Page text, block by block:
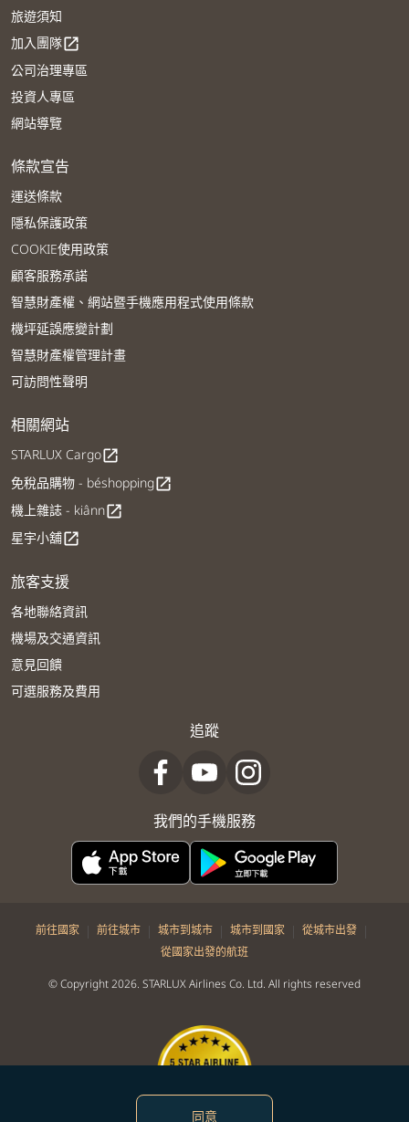
同意
旅遊須知
加入團隊open_in_new
公司治理專區
投資人專區
網站導覽
條款宣告
運送條款
隱私保護政策
COOKIE使用政策
顧客服務承諾
智慧財產權、網站暨手機應用程式使用條款
機坪延誤應變計劃
智慧財產權管理計畫
可訪問性聲明
相關網站
STARLUX Cargoopen_in_new
免稅品購物 - béshoppingopen_in_new
機上雜誌 - kiânnopen_in_new
星宇小舖open_in_new
旅客支援
各地聯絡資訊
機場及交通資訊
意見回饋
可選服務及費用
追蹤
我們的手機服務
前往國家 | 前往城市 | 城市到城市 | 城市到國家 | 從城市出發 |
從國家出發的航班
© Copyright 2026. STARLUX Airlines Co. Ltd. All rights reserved